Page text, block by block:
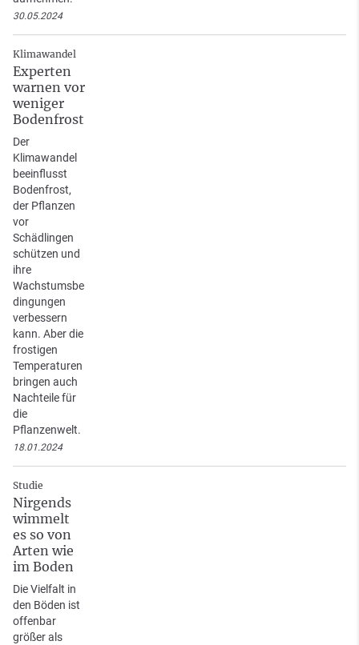
30.05.2024
Klimawandel
Experten
warnen vor
weniger
Bodenfrost
Der
Klimawandel
beeinflusst
Bodenfrost,
der Pflanzen
vor
Schädlingen
schützen und
ihre
Wachstumsbe
dingungen
verbessern
kann. Aber die
frostigen
Temperaturen
bringen auch
Nachteile für
die
Pflanzenwelt.
18.01.2024
Studie
Nirgends
wimmelt
es so von
Arten wie
im Boden
Die Vielfalt in
den Böden ist
offenbar
größer als